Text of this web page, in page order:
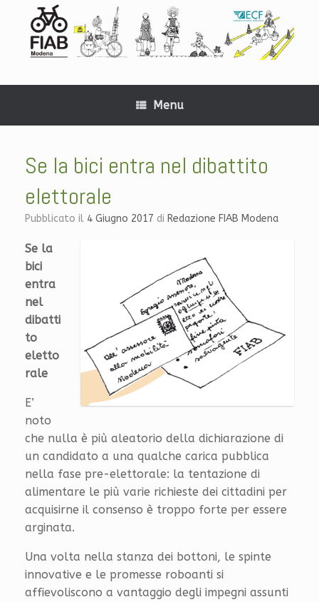
Menu
Se la bici entra nel dibattito
elettorale
Pubblicato il 4 Giugno 2017 di Redazione FIAB Modena
Se la
bici
entra
nel
dibatti
to
eletto
rale
E’
noto
che nulla è più aleatorio della dichiarazione di
un candidato a una qualche carica pubblica
nella fase pre-elettorale: la tentazione di
alimentare le più varie richieste dei cittadini per
acquisirne il consenso è troppo forte per essere
arginata.
Una volta nella stanza dei bottoni, le spinte
innovative e le promesse roboanti si
affievoliscono a vantaggio degli impegni assunti